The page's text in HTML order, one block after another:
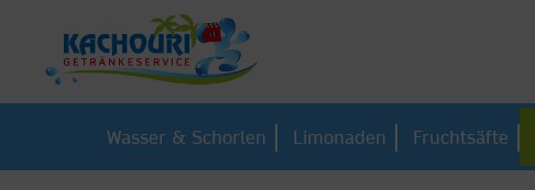
Wasser & Schorlen Limonaden Fruchtsäfte